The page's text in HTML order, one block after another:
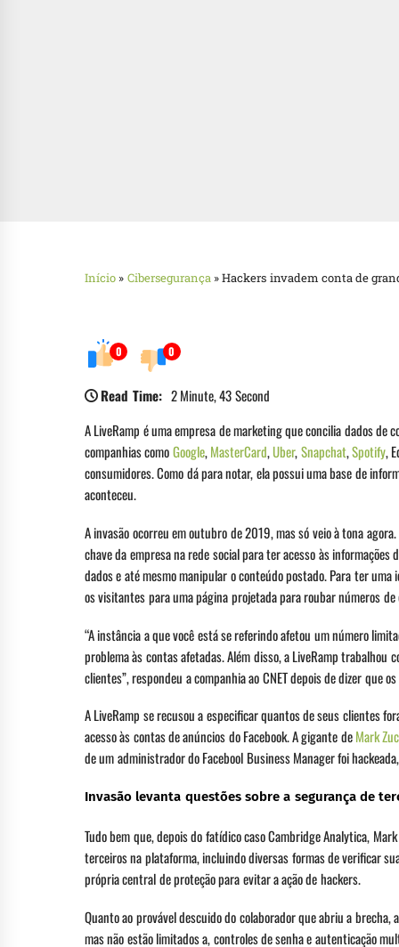
Início » Cibersegurança»Hackers invadem conta de
0 0
Read Time: 2 Minute, 43 Second
A LiveRamp é uma empresa de marketing que concilia dados
companhias comoGoogle,MasterCard,Uber,Snapchat,Spotify,
consumidores. Como dá para notar, ela possui uma base de
aconteceu.
A invasão ocorreu em outubro de 2019, mas só veio à tona
chave da empresa na rede social para ter acesso às
dados e até mesmo manipular o conteúdo postado. Para ter
os visitantes para uma página projetada para roubar números
“A instância a que você está se referindo afetou um número
problema às contas afetadas. Além disso, a LiveRamp trabalhou
clientes”, respondeu a companhia ao CNET depois de dizer que
A LiveRamp se recusou a especificar quantos de seus clientes
acesso às contas de anúncios do Facebook. A gigante deMark
de um administrador do Facebool Business Manager foi
Invasão levanta questões sobre a segurança de
Tudo bem que, depois do fatídico caso Cambridge Analytica,
terceiros na plataforma, incluindo diversas formas de verificar
própria central de proteção para evitar a ação de hackers.
Quanto ao provável descuido do colaborador que abriu a
mas não estão limitados a, controles de senha e autenticação